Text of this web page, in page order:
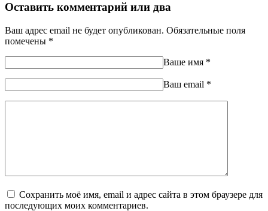
Оставить комментарий или два
Ваш адрес email не будет опубликован. Обязательные поля
помечены *
Ваше имя *
Ваш еmail *
Сохранить моё имя, email и адрес сайта в этом браузере для
последующих моих комментариев.